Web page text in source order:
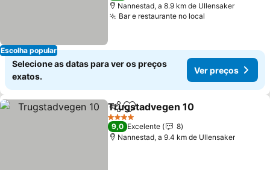
Escolha popular
Nannestad, a 8.9 km de Ullensaker
Bar e restaurante no local
Selecione as datas para ver os preços
exatos.
Ver preços
PartilharAdicionar aos favoritos
Trugstadvegen 10
4 Estrelas
9,0 Excelente
8
Nannestad, a 9.4 km de Ullensaker